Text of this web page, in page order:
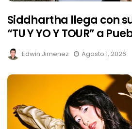
Siddhartha llega con
“TU Y YO Y TOUR” a
Edwin Jimenez Agosto 1, 2026